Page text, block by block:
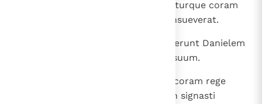
genua sua et adorabat confitebaturque coram
Deo suo, sicut et ante facere consueverat.
Viri ergo illi accesserunt et invenerunt Danielem
orantem et obsecrantem Deum suum.
Tunc accesserunt et locuti sunt coram rege
super edicto: " Rex, numquid non signasti